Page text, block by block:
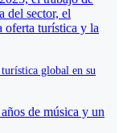
global en su